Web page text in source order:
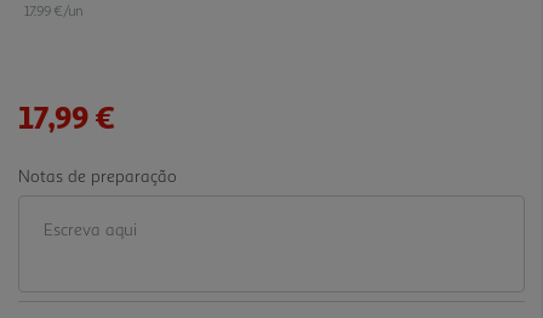
17.99 €/un
17,99 €
Notas de preparação